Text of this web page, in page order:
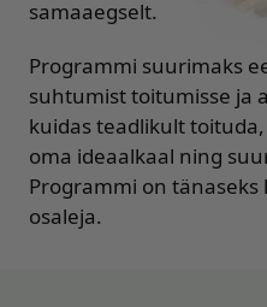
samaaegselt.
Programmi suurimaks
suhtumist toitumisse ja
kuidas teadlikult
oma ideaalkaal ning
Programmi on
osaleja.